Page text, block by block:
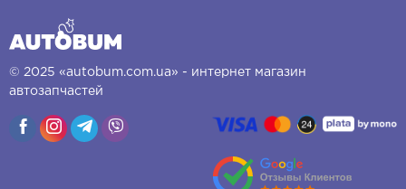
© 2025 «autobum.com.ua» - интернет магазин
автозапчастей